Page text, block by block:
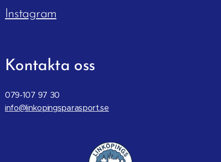
Instagram
Kontakta oss
079-107 97 30
info@linkopingsparasport.se